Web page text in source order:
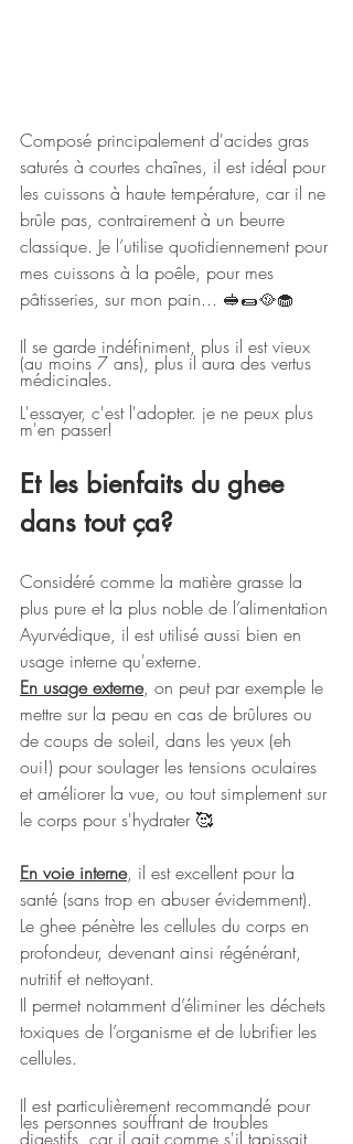
Composé principalement d'acides gras
saturés à courtes chaînes, il est idéal pour
les cuissons à haute température, car il ne
brûle pas, contrairement à un beurre
classique. Je l’utilise quotidiennement pour
mes cuissons à la poêle, pour mes
pâtisseries, sur mon pain... 🥪🌯🥘🧁
Il se garde indéfiniment, plus il est vieux
(au moins 7 ans), plus il aura des vertus
médicinales.
L'essayer, c'est l'adopter. je ne peux plus
m'en passer!
Et les bienfaits du ghee
dans tout ça?
Considéré comme la matière grasse la
plus pure et la plus noble de l’alimentation
Ayurvédique, il est utilisé aussi bien en
usage interne qu'externe.
En usage externe, on peut par exemple le
mettre sur la peau en cas de brûlures ou
de coups de soleil, dans les yeux (eh
oui!) pour soulager les tensions oculaires
et améliorer la vue, ou tout simplement sur
le corps pour s'hydrater 🥰
En voie interne, il est excellent pour la
santé (sans trop en abuser évidemment).
Le ghee pénètre les cellules du corps en
profondeur, devenant ainsi régénérant,
nutritif et nettoyant.
Il permet notamment d’éliminer les déchets
toxiques de l’organisme et de lubrifier les
cellules.
Il est particulièrement recommandé pour
les personnes souffrant de troubles
digestifs, car il agit comme s'il tapissait